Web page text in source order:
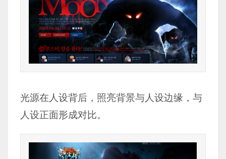
光源在人设背后，照亮背景与人设边缘，与
人设正面形成对比。